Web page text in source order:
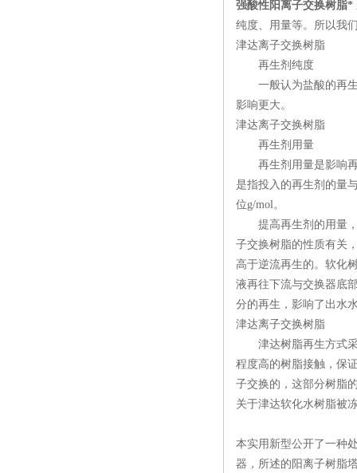
强酸性阳离子交换树脂*
纯度、用量等。所以我
津达离子交换树脂
再生剂纯度
一般认为盐酸的再生
影响更大。
津达离子交换树脂
再生剂用量
再生剂用量是影响再
是指投入的再生剂的量
位g/mol。
提高再生剂的用量，
子交换树脂的性质有关
高于逆流再生的。软化
液再往下流与交换器底
分的再生，影响了出水
津达离子交换树脂
津达树脂再生方式采
程度高的树脂接触，保
子交换的，这部分树脂
关于津达软化水树脂被
本实用新型公开了一种
器，所述的阳离子树脂